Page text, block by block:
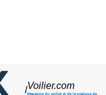
/Voilier.com
Magazine du voilier et de la pratique de